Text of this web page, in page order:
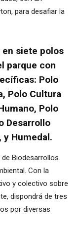
para desafiar la
en siete polos
parque con
Polo
Polo Cultura
Polo
Desarrollo
y Humedal.
Biodesarrollos
Con la
y colectivo sobre
dispondrá de tres
por diversas